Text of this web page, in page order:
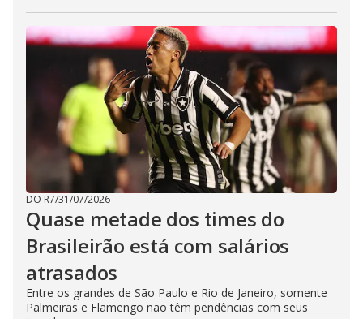
DO R7/31/07/2026
Quase metade dos times do
Brasileirão está com salários
atrasados
Entre os grandes de São Paulo e Rio de Janeiro, somente
Palmeiras e Flamengo não têm pendências com seus